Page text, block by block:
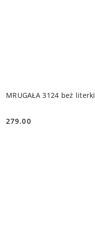
MRUGAŁA 3124 beż literki
Cena:
279.00